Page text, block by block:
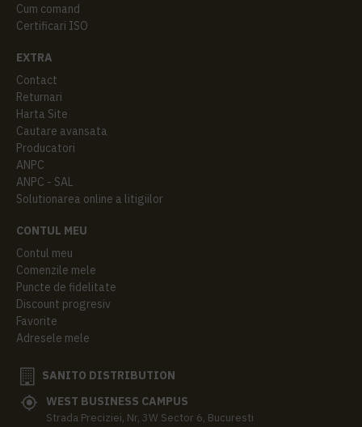
Cum comand
Certificari ISO
EXTRA
Contact
Returnari
Harta Site
Cautare avansata
Producatori
ANPC
ANPC - SAL
Solutionarea online a litigiilor
CONTUL MEU
Contul meu
Comenzile mele
Puncte de fidelitate
Discount progresiv
Favorite
Adresele mele
SANITO DISTRIBUTION
WEST BUSINESS CAMPUS
Strada Preciziei, Nr, 3W Sector 6, Bucuresti